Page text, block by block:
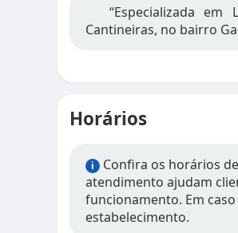
“Especializada
Cantineiras, no bairro
Horários
i
Confira os horários
atendimento ajudam
funcionamento. Em
estabelecimento.